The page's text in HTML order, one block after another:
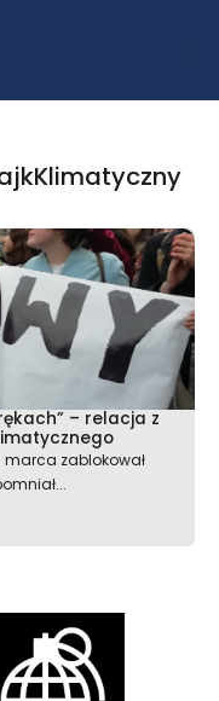
– relacja z
marca zablokował